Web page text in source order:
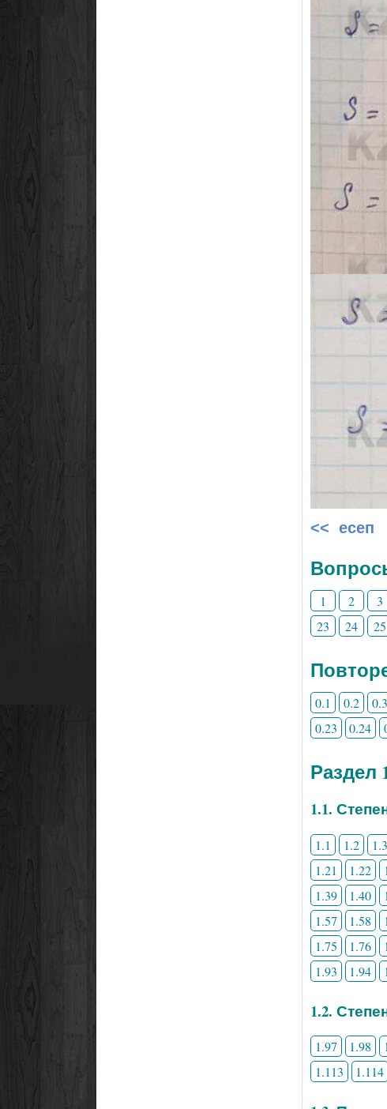
<< есеп
1 2 3
23
24 25
0.1 0.2 0.3
0.23
0.24
1.1.
1.1 1.2 1.3
1.21
1.22
1.39
1.40
1.57
1.58
1.75
1.76
1.93
1.94
1.2.
1.97 1.98
1.113
1.114